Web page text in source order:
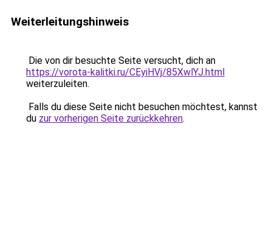
Weiterleitungshinweis
Die von dir besuchte Seite versucht, dich an
https://vorota-kalitki.ru/CEyiHVj/85XwlYJ.html
weiterzuleiten.
Falls du diese Seite nicht besuchen möchtest, kannst
du zur vorherigen Seite zurückkehren.